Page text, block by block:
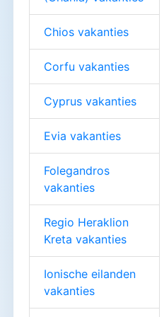
Chios vakanties
Corfu vakanties
Cyprus vakanties
Evia vakanties
Folegandros
vakanties
Regio Heraklion
Kreta vakanties
Ionische eilanden
vakanties